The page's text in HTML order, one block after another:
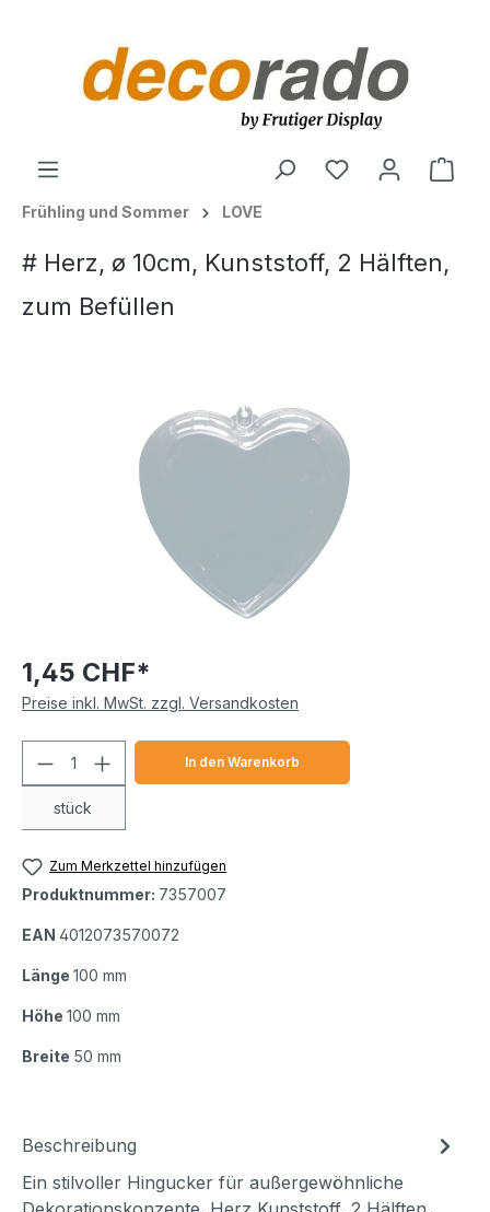
Frühling und Sommer LOVE
# Herz, ø 10cm, Kunststoff, 2 Hälften,
zum Befüllen
1,45 CHF*
Preise inkl. MwSt. zzgl. Versandkosten
Produkt Anzahl: Gib den
stück
In den Warenkorb
Zum Merkzettel hinzufügen
Produktnummer: 7357007
EAN 4012073570072
Länge 100 mm
Höhe 100 mm
Breite 50 mm
Beschreibung
Ein stilvoller Hingucker für außergewöhnliche